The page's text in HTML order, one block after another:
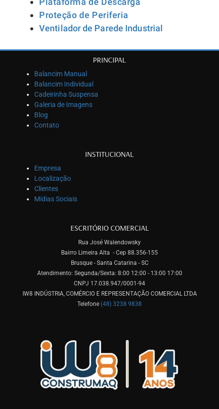
Proteção de Periferia
Ventilador de Parede Industrial
PRINCIPAL
Balancim Manual
Balancim Individual
Cadeirinha Suspensa
Galeria de Imagens
Blog
Contato
INSTITUCIONAL
Empresa
Localização
Clientes
Mídias Sociais
ESCRITÓRIO COMERCIAL
Rua José Walendowsky
Bairro Limeira Alta - Cep 88.356-155
Brusque - Santa Catarina - SC
Atendimento: Segunda/Sexta: 8:00 12:00 - 13:00 17:00
CNPJ 17.038.947/0001-94
IW8 INDÚSTRIA, COMÉRCIO E REPRESENTAÇÃO COMERCIAL LTDA
Telefone (48) 3238 9838